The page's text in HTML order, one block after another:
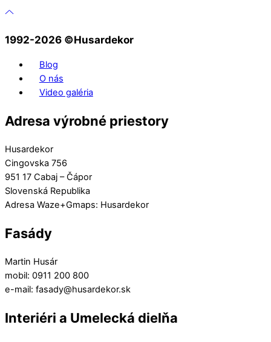
1992-2026 ©️Husardekor
Blog
O nás
Video galéria
Adresa výrobné priestory
Husardekor
Cingovska 756
951 17 Cabaj – Čápor
Slovenská Republika
Adresa Waze+Gmaps: Husardekor
Fasády
Martin Husár
mobil: 0911 200 800
e-mail: fasady@husardekor.sk
Interiéri a Umelecká dielňa